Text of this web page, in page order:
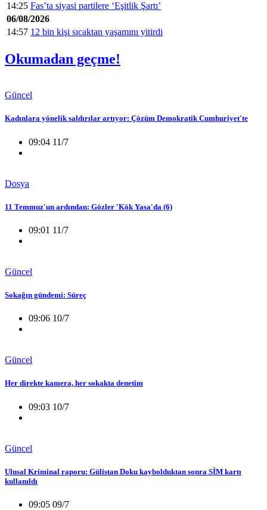
14:25 Fas’ta siyasi partilere ‘Eşitlik Şartı’
06/08/2026
14:57 12 bin kişi sıcaktan yaşamını yitirdi
Okumadan geçme!
Güncel
Kadınlara yönelik saldırılar artıyor: Çözüm Demokratik Cumhuriyet'te
09:04 11/7
Dosya
11 Temmuz'un ardından: Gözler 'Kök Yasa'da (6)
09:01 11/7
Güncel
Sokağın gündemi: Süreç
09:06 10/7
Güncel
Her direkte kamera, her sokakta denetim
09:03 10/7
Güncel
Ulusal Kriminal raporu: Gülistan Doku kaybolduktan sonra SİM kartı
kullanıldı
09:05 09/7